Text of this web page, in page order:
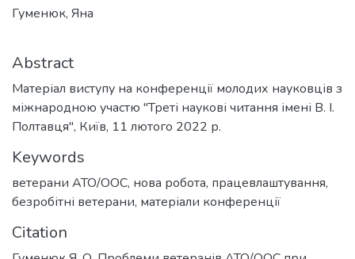
Гуменюк, Яна
Abstract
Матеріал виступу на конференції молодих науковців з
міжнародною участю "Треті наукові читання імені В. І.
Полтавця", Київ, 11 лютого 2022 р.
Keywords
ветерани АТО/ООС, нова робота, працевлаштування,
безробітні ветерани, матеріали конференції
Citation